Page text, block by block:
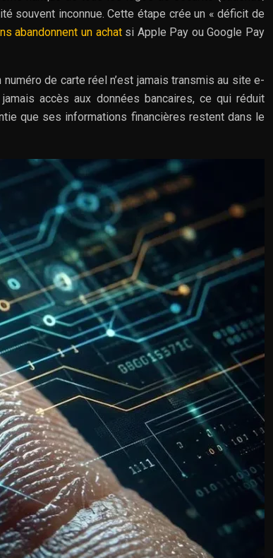
souvent inconnue. Cette étape crée un « déficit de
abandonnent un achatsi Apple Pay ou Google Pay
de carte réel n’est jamais transmis au site e-
accès aux données bancaires, ce qui réduit
que ses informations financières restent dans le